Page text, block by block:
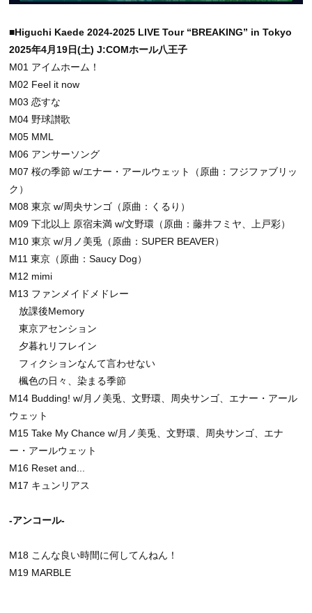
■Higuchi Kaede 2024-2025 LIVE Tour “BREAKING” in Tokyo
2025年4月19日(土) J:COMホール八王子
M01 アイムホーム！
M02 Feel it now
M03 恋すな
M04 野球讃歌
M05 MML
M06 アンサーソング
M07 桜の季節 w/エナー・アールウェット（原曲：フジファブリッ
ク）
M08 東京 w/周央サンゴ（原曲：くるり）
M09 下北以上 原宿未満 w/文野環（原曲：藤井フミヤ、上戸彩）
M10 東京 w/月ノ美兎（原曲：SUPER BEAVER）
M11 東京（原曲：Saucy Dog）
M12 mimi
M13 ファンメイドメドレー
放課後Memory
東京アセンション
夕暮れリフレイン
フィクションなんて言わせない
楓色の日々、染まる季節
M14 Budding! w/月ノ美兎、文野環、周央サンゴ、エナー・アール
ウェット
M15 Take My Chance w/月ノ美兎、文野環、周央サンゴ、エナ
ー・アールウェット
M16 Reset and...
M17 キュンリアス
-アンコール-
M18 こんな良い時間に何してんねん！
M19 MARBLE